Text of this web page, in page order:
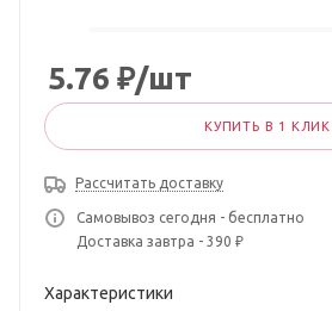
5.76 ₽/шт
КУПИТЬ В 1 КЛИК
Рассчитать доставку
Самовывоз сегодня - бесплатно
Доставка завтра - 390 ₽
Характеристики